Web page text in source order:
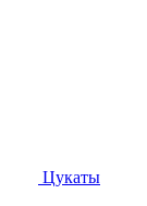
Цукаты